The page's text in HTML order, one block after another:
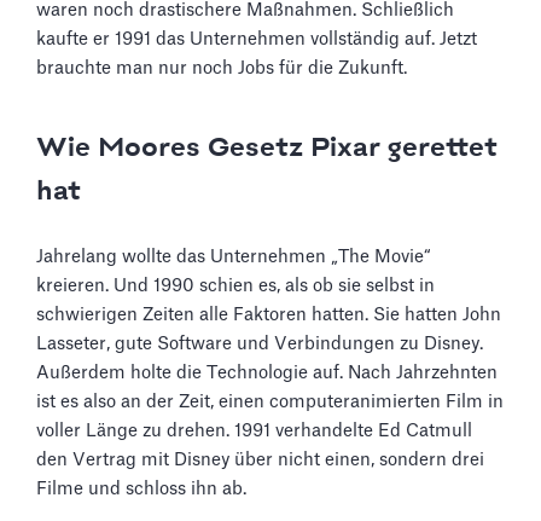
waren noch drastischere Maßnahmen. Schließlich
kaufte er 1991 das Unternehmen vollständig auf. Jetzt
brauchte man nur noch Jobs für die Zukunft.
Wie Moores Gesetz Pixar gerettet
hat
Jahrelang wollte das Unternehmen „The Movie“
kreieren. Und 1990 schien es, als ob sie selbst in
schwierigen Zeiten alle Faktoren hatten. Sie hatten John
Lasseter, gute Software und Verbindungen zu Disney.
Außerdem holte die Technologie auf. Nach Jahrzehnten
ist es also an der Zeit, einen computeranimierten Film in
voller Länge zu drehen. 1991 verhandelte Ed Catmull
den Vertrag mit Disney über nicht einen, sondern drei
Filme und schloss ihn ab.